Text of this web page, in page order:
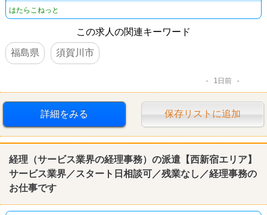
はたらこねっと
この求人の関連キーワード
福島県
須賀川市
1日前
詳細をみる 保存リストに追加
経理 （サービス業界の経理事務）の派遣【西新宿エリア】
サービス業界／スタート日相談可／残業なし／経理事務の
お仕事です